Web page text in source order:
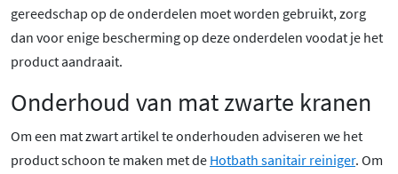
gereedschap op de onderdelen moet worden gebruikt, zorg
dan voor enige bescherming op deze onderdelen voodat je het
product aandraait.
Onderhoud van mat zwarte kranen
Om een mat zwart artikel te onderhouden adviseren we het
product schoon te maken met de Hotbath sanitair reiniger. Om